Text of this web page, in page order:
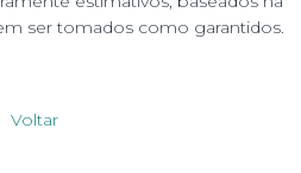
ser tomados como garantidos.
Voltar